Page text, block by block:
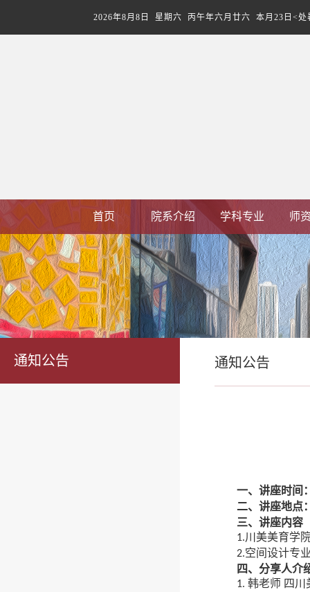
2026年8月8日 星期六 丙午年六月廿六 本月23日<处
首页 院系介绍 学科专业 师
通知公告 通知公告
一、 讲座时间
二、 讲座地点
三、讲座内容
1.川美美育学
2.空间设计专
四、分享人介
1. 韩老师 四川